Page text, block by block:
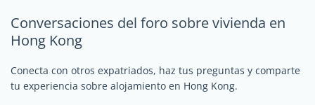
Conversaciones del foro sobre vivienda en
Hong Kong
Conecta con otros expatriados, haz tus preguntas y comparte
tu experiencia sobre alojamiento en Hong Kong.